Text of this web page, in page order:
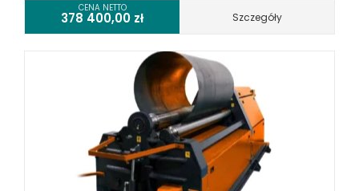
CENA NETTO
378 400,00 zł Szczegóły